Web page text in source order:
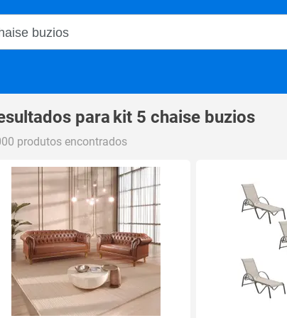
Magalu
para kit 5 chaise buzios
produtos encontrados